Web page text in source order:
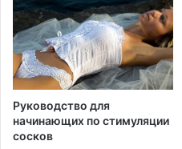
л
о
г
и
в
е
р
ш
е
н
а
к
2
Руководство для
начинающих по стимуляции
сосков